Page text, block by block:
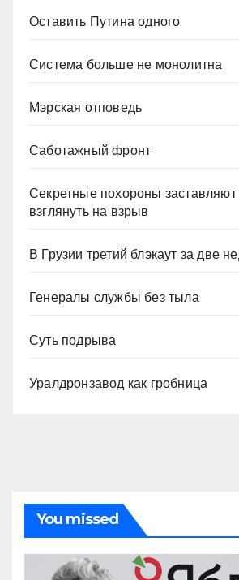
Оставить Путина одного
Система больше не монолитна
Мэрская отповедь
Саботажный фронт
Секретные похороны заставляют
взглянуть на взрыв
В Грузии третий блэкаут за две
Генералы службы без тыла
Суть подрыва
Уралдронзавод как гробница
You missed